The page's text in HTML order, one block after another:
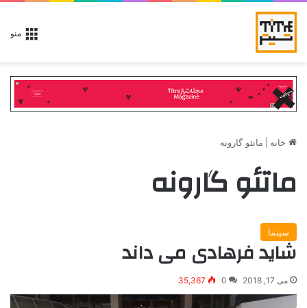
منو
خانه ماتئو گارونه
ماتئو گارونه
سینما
شاید فرهادی می داند
می 17, 2018 0
35,367